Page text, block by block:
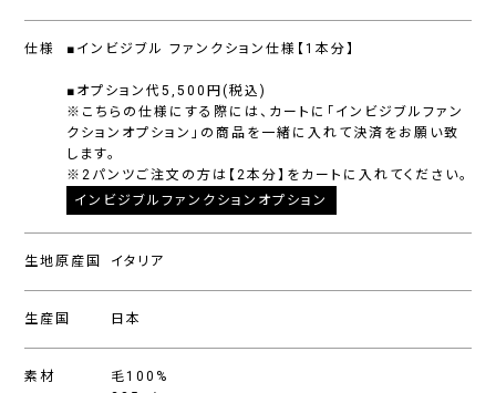
仕様 ■インビジブル ファンクション仕様【1本分】
■オプション代5,500円(税込)
※こちらの仕様にする際には、カートに「インビジブルファン
クションオプション」の商品を一緒に入れて決済をお願い致
します。
※2パンツご注文の方は【2本分】をカートに入れてください。
インビジブルファンクションオプション
生地原産国 イタリア
生産国 日本
素材
毛100%